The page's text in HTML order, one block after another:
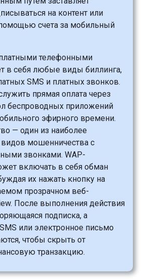
на контент или
счета за мобильный
телефонными
в себя любые виды биллинга,
SMS и платных звонков.
прямая оплата через
беспроводных приложений
эфирного времени.
— один из наиболее
мошенничества с
звонками. WAP-
включать в себя обман
их нажать кнопку на
прозрачном веб-
После выполнения действия
подписка, а
или электронное письмо
чтобы скрыть от
транзакцию.